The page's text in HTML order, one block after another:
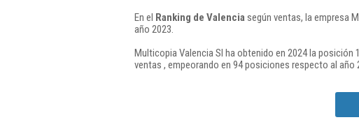
En el Ranking de Valencia según ventas, la empresa
año 2023.
Multicopia Valencia Sl ha obtenido en 2024 la posición
ventas , empeorando en 94 posiciones respecto al año